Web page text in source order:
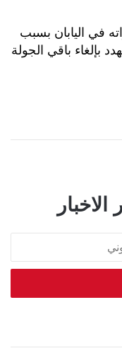
في اليابان بسبب
بإلغاء باقي الجولة